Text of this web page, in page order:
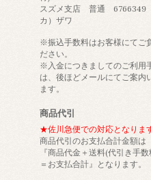
スズメ支店 普通 6766349
カ）ザワ
※振込手数料はお客様にてご
ださい。
※入金につきましてのご利用
は、後ほどメールにてご案内
ます。
商品代引
★佐川急便での対応となりま
商品代引のお支払合計金額は
『商品代金＋送料(代引き手
＝お支払合計』となります。